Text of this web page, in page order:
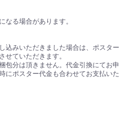
なる場合があります。
込みいただきました場合は、ポスター
せていただきます。
包分は頂きません。代金引換にてお申
にポスター代金も合わせてお支払いた